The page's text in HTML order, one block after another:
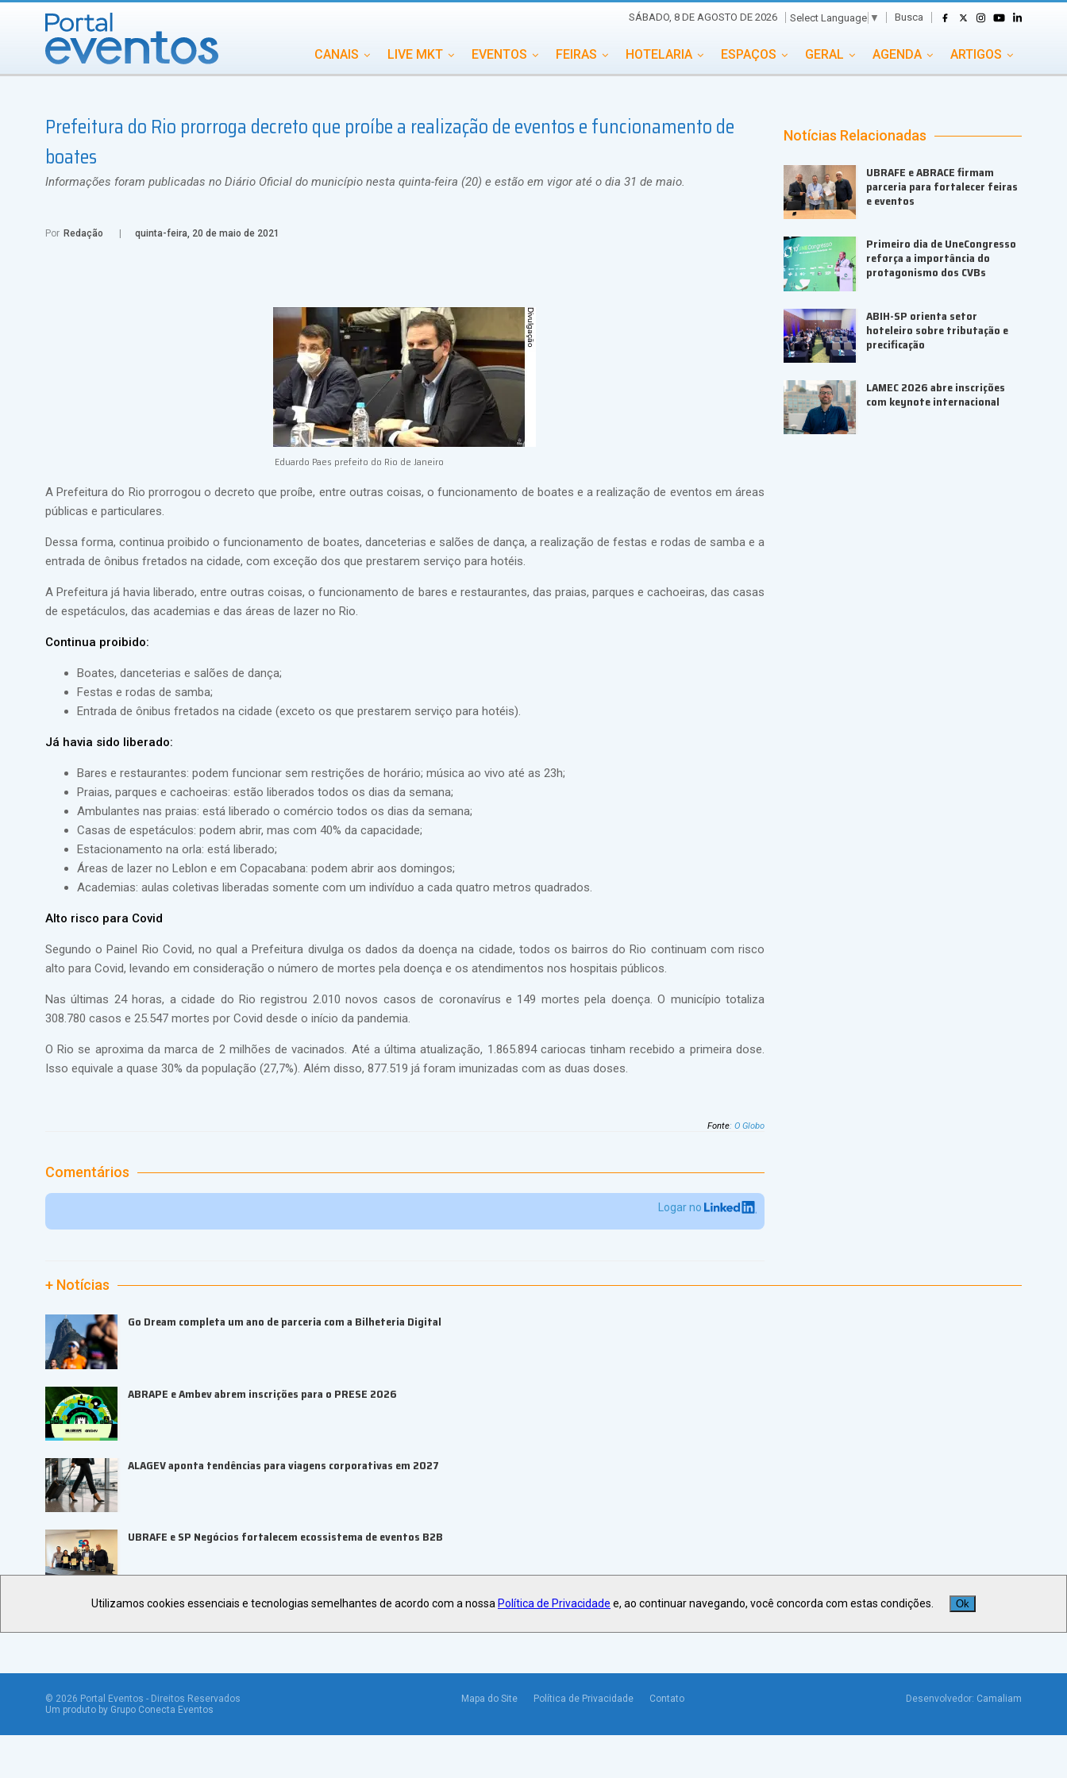
SÁBADO, 8 DE AGOSTO DE 2026 Select Language ▼ Busca
CANAIS LIVE MKT EVENTOS FEIRAS HOTELARIA ESPAÇOS GERAL AGENDA ARTIGOS
INCENTIVOS INTERNACIONAL MEMORIAL DE EVENTOS PERSONALIDADE PORTAL EVENTOS TV TRANSPORTES
TURISMO VAI E VEM
Prefeitura do Rio prorroga decreto que proíbe a realização de eventos e funcionamento de
boates
Informações foram publicadas no Diário Oficial do município nesta quinta-feira (20) e estão em vigor até o dia 31 de maio.
Por Redação quinta-feira, 20 de maio de 2021
Eduardo Paes prefeito do Rio de Janeiro
A Prefeitura do Rio prorrogou o decreto que proíbe, entre outras coisas, o funcionamento de boates e a realização de eventos em áreas
públicas e particulares.
Dessa forma, continua proibido o funcionamento de boates, danceterias e salões de dança, a realização de festas e rodas de samba e a
entrada de ônibus fretados na cidade, com exceção dos que prestarem serviço para hotéis.
A Prefeitura já havia liberado, entre outras coisas, o funcionamento de bares e restaurantes, das praias, parques e cachoeiras, das casas
de espetáculos, das academias e das áreas de lazer no Rio.
Continua proibido:
Boates, danceterias e salões de dança;
Festas e rodas de samba;
Entrada de ônibus fretados na cidade (exceto os que prestarem serviço para hotéis).
Já havia sido liberado:
Bares e restaurantes: podem funcionar sem restrições de horário; música ao vivo até as 23h;
Praias, parques e cachoeiras: estão liberados todos os dias da semana;
Ambulantes nas praias: está liberado o comércio todos os dias da semana;
Casas de espetáculos: podem abrir, mas com 40% da capacidade;
Estacionamento na orla: está liberado;
Áreas de lazer no Leblon e em Copacabana: podem abrir aos domingos;
Academias: aulas coletivas liberadas somente com um indivíduo a cada quatro metros quadrados.
Alto risco para Covid
Segundo o Painel Rio Covid, no qual a Prefeitura divulga os dados da doença na cidade, todos os bairros do Rio continuam com risco
alto para Covid, levando em consideração o número de mortes pela doença e os atendimentos nos hospitais públicos.
Nas últimas 24 horas, a cidade do Rio registrou 2.010 novos casos de coronavírus e 149 mortes pela doença. O município totaliza
308.780 casos e 25.547 mortes por Covid desde o início da pandemia.
O Rio se aproxima da marca de 2 milhões de vacinados. Até a última atualização, 1.865.894 cariocas tinham recebido a primeira dose.
Isso equivale a quase 30% da população (27,7%). Além disso, 877.519 já foram imunizadas com as duas doses.
Fonte: O Globo
Comentários
Logar no
Notícias Relacionadas
UBRAFE e ABRACE firmam
parceria para fortalecer feiras
e eventos
Primeiro dia de UneCongresso
reforça a importância do
protagonismo dos CVBs
ABIH-SP orienta setor
hoteleiro sobre tributação e
precificação
LAMEC 2026 abre inscrições
com keynote internacional
+ Notícias
Go Dream completa um ano de parceria com a Bilheteria Digital
ABRAPE e Ambev abrem inscrições para o PRESE 2026
ALAGEV aponta tendências para viagens corporativas em 2027
UBRAFE e SP Negócios fortalecem ecossistema de eventos B2B
Veja + Últimas Notícias
© 2026 Portal Eventos - Direitos Reservados
Um produto by Grupo Conecta Eventos
Mapa do Site Política de Privacidade Contato Desenvolvedor: Camaliam
Utilizamos cookies essenciais e tecnologias semelhantes de acordo com a nossa Política de Privacidade e, ao continuar navegando, você concorda com estas condições. Ok